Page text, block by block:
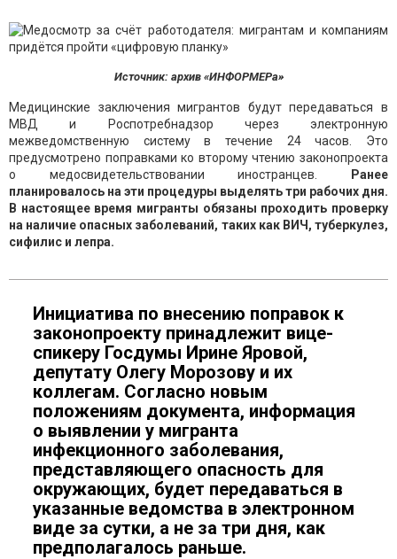
Источник: архив «ИНФОРМЕРа»
Медицинские заключения мигрантов будут передаваться в
МВД и Роспотребнадзор через электронную
межведомственную систему в течение 24 часов. Это
предусмотрено поправками ко второму чтению законопроекта
о медосвидетельствовании иностранцев.
Ранее
планировалось на эти процедуры выделять три рабочих дня.
В настоящее время мигранты обязаны проходить проверку
на наличие опасных заболеваний, таких как ВИЧ, туберкулез,
сифилис и лепра.
Инициатива по внесению поправок к
законопроекту принадлежит вице-
спикеру Госдумы Ирине Яровой,
депутату Олегу Морозову и их
коллегам. Согласно новым
положениям документа, информация
о выявлении у мигранта
инфекционного заболевания,
представляющего опасность для
окружающих, будет передаваться в
указанные ведомства в электронном
виде за сутки, а не за три дня, как
предполагалось раньше.